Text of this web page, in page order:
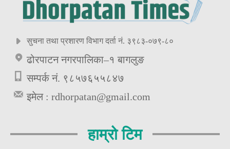
सुचना तथा प्रशारण विभाग दर्ता नं. ३९८३-०७९-८०
ढोरपाटन नगरपालिका–१ बागलुङ
सम्पर्क नं. ९८५७६५५८४७
इमेल : rdhorpatan@gmail.com
हाम्रो टिम